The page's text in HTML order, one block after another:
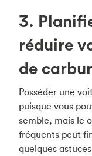
3.
réduire
de
Posséder une
puisque vous
semble, mais le
fréquents peut
quelques